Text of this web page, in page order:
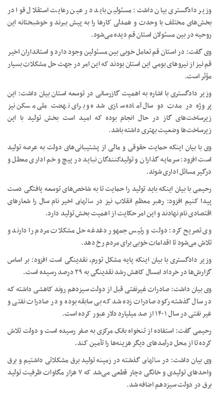
وزیر دادگستری بیان داشت: مسئولین باید در عین رعایت استقلال قوا در
بخش‌های مختلف با وحدت و همدلی کارها را به پیش ببرند و خوشبختانه این
روحیه در بین مسئولان استان قم دیده می‌شود.
وی گفت: در استان قم تعامل خوبی بین مسئولین وجود دارد و استانداران اخیر
قم نیز از نیروهای بومی این استان بودند که این امر در جهت حل مشکلات بسیار
مؤثر است.
وزیر دادگستری با اشاره به اهمیت گازرسانی در توسعه استان بیان داشت: این
پروژه در مدت دو سال آماده سازی شده و برای نهضت ملی مسکن نیز
زیرساخت‌های گاز در حال انجام بوده که امید است بخش تولید با این
زیرساخت‌ها وضعیت بهتری داشته باشد.
وی با بیان اینکه حمایت حقوقی و مالی از پشتیبانی‌های دولت به عرصه تولید
است افزود: سرمایه گذاران و تولیدکنندگان نباید در پیچ و خم اداری معطل و
درگیر مسائل اداری شوند.
رحیمی با بیان اینکه باید تولید را حمایت تا به شاخص‌های توسعه یافتگی دست
پیدا کنیم افزود: رهبر معظم انقلاب نیز در سالهای اخیر نام سال را شعارهای
اقتصادی نام نهادند و این امر حکایت از اهمیت بخش تولید دارد.
وی تصریح کرد: دولت و رئیس جمهور دغدغه حل مشکلات مردم را دارند و
تلاش می‌شود تا اقدامات خوبی برای مردم رخ دهد.
وزیر دادگستری با بیان اینکه پایه مشکل تورم، نقدینگی است افزود: بر اساس
گزارش‌ها در خرداد امسال کاهش رشد نقدینگی به ۲۹ درصد رسیده است.
وی بیان داشت: صادرات غیرنفتی قبل از دولت سیزدهم روند کاهشی داشته که
در سال گذشته رکود صادرات زده شد که بی سابقه بوده و در صادرات نفتی و
غیر نفتی در سال ۱۴۰۱ از صد میلیارد دلار عبور کرده است.
رحیمی گفت: استفاده از تنخواه بانک مرکزی به صفر رسیده است و دولت تلاش
کرده تا از محل درآمدهای دیگر هزینه‌ها را تأمین کند.
وی بیان داشت: درسالهایگذشته در زمینه تولید برق مشکلاتی داشتیم و برق
واحدهای تولیدی و خانگی دچار قطعی می‌شد که ۷ هزار مگاوات ظرفیت تولید
برق در دولت سیزدهم اضافه شد.